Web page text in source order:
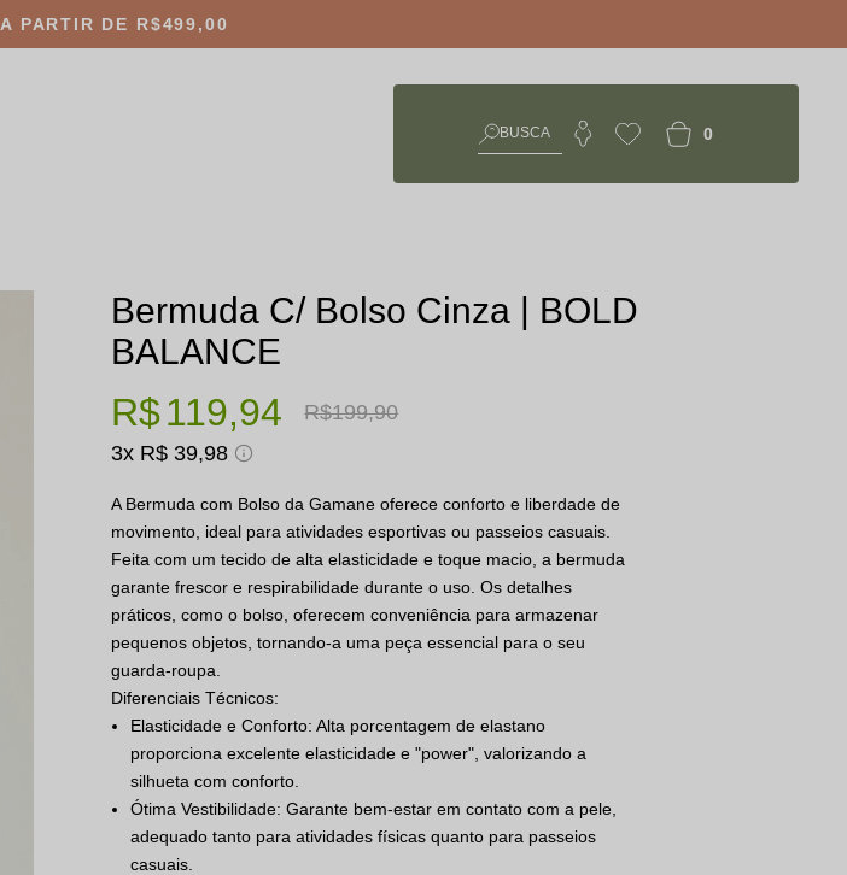
A PARTIR DE R$499,00
0
Bermuda C/ Bolso Cinza | BOLD
BALANCE
R$ 199,90
R$ 119,94
3x R$ 39,98
A Bermuda com Bolso da Gamane oferece conforto e liberdade de
movimento, ideal para atividades esportivas ou passeios casuais.
Feita com um tecido de alta elasticidade e toque macio, a bermuda
garante frescor e respirabilidade durante o uso. Os detalhes
práticos, como o bolso, oferecem conveniência para armazenar
pequenos objetos, tornando-a uma peça essencial para o seu
guarda-roupa.
Diferenciais Técnicos:
Elasticidade e Conforto: Alta porcentagem de elastano
proporciona excelente elasticidade e "power", valorizando a
silhueta com conforto.
Ótima Vestibilidade: Garante bem-estar em contato com a pele,
adequado tanto para atividades físicas quanto para passeios
casuais.